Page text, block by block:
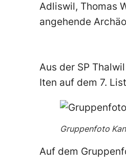
Adliswil, Thomas
angehende
Aus der SP
Iten auf dem 7.
Gruppenfoto
Auf dem